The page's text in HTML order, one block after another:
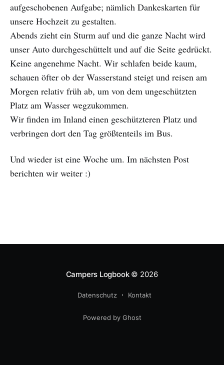
aufgeschobenen Aufgabe; nämlich Dankeskarten für
unsere Hochzeit zu gestalten.
Abends zieht ein Sturm auf und die ganze Nacht wird
unser Auto durchgeschüttelt und auf die Seite gedrückt.
Keine angenehme Nacht. Wir schlafen beide kaum,
schauen öfter ob der Wasserstand steigt und reisen am
Morgen relativ früh ab, um von dem ungeschützten
Platz am Wasser wegzukommen.
Wir finden im Inland einen geschützteren Platz und
verbringen dort den Tag größtenteils im Bus.
Und wieder ist eine Woche um. Im nächsten Post
berichten wir weiter :)
Campers Logbook© 2026
Datenschutz Kontakt
Powered by Ghost